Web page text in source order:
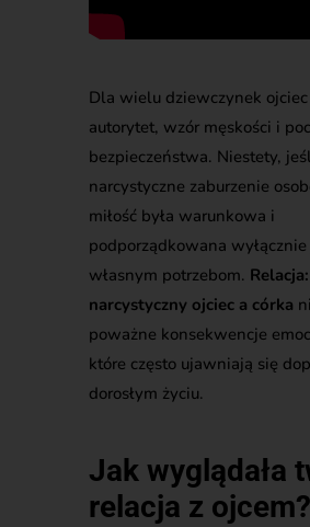
Dla wielu dziewczynek
autorytet, wzór męskości i
bezpieczeństwa. Niestety,
narcystyczne zaburzenie
miłość była warunkowa i
podporządkowana
własnym potrzebom. Relacja:
narcystyczny ojciec a córka
poważne konsekwencje
które często ujawniają się
dorosłym życiu.
Jak wyglądała
relacja z ojcem?